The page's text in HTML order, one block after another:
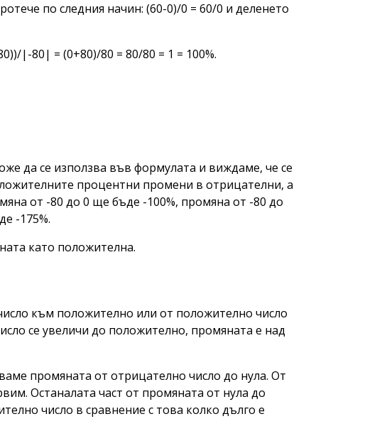
по следния начин: (60-0)/0 = 60/0 и деленето
|-80| = (0+80)/80 = 80/80 = 1 = 100%.
да се използва във формулата и виждаме, че се
процентни промени в отрицателни, а
от -80 до 0 ще бъде -100%, промяна от -80 до
-175%.
като положителна.
към положително или от положително число
се увеличи до положително, промяната е над
промяната от отрицателно число до нула. От
Останалата част от промяната от нула до
число в сравнение с това колко дълго е